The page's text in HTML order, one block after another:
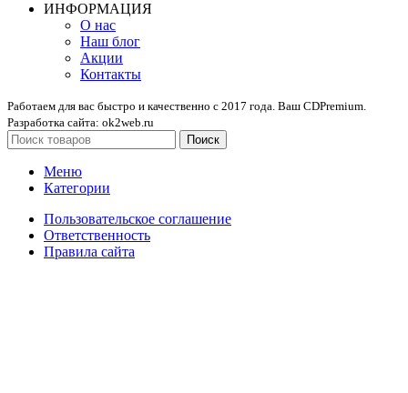
ИНФОРМАЦИЯ
О нас
Наш блог
Акции
Контакты
Работаем для вас быстро и качественно с 2017 года. Ваш CDPremium.
Разработка сайта: ok2web.ru
Поиск
Меню
Категории
Пользовательское соглашение
Ответственность
Правила сайта